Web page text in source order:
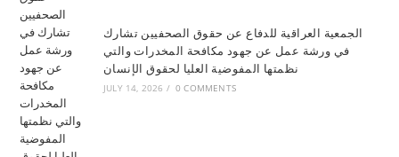
الجمعية العراقية للدفاع عن حقوق الصحفيين تشارك
في ورشة عمل عن جهود مكافحة المخدرات والتي
JULY 14, 2026 / 0 COMMENTS